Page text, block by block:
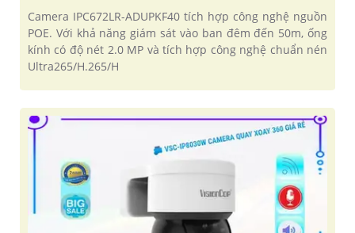
Camera IPC672LR-ADUPKF40 tích hợp công nghệ nguồn
POE. Với khả năng giám sát vào ban đêm đến 50m, ống
kính có độ nét 2.0 MP và tích hợp công nghệ chuẩn nén
Ultra265/H.265/H